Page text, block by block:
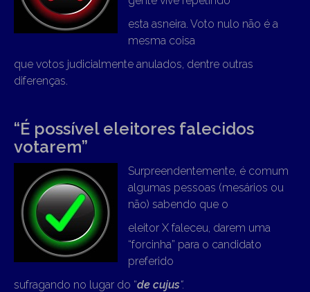
esta asneira. Voto nulo não é a
mesma coisa
que votos judicialmente anulados, dentre outras
diferenças.
“É possível eleitores falecidos
votarem”
Surpreendentemente, é comum
algumas pessoas (mesários ou
não) sabendo que o
eleitor X faleceu, darem uma
“forcinha” para o candidato
preferido
sufragando no lugar do “de cujus“.